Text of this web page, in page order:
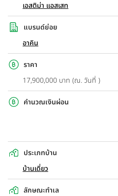
เอสติม่า แอสเสท
แบรนด์ย่อย
อาคิน
ราคา
17,900,000 บาท (ณ. วันที่ )
คำนวณเงินผ่อน
ประเภทบ้าน
บ้านเดี่ยว
ลักษณะทำเล